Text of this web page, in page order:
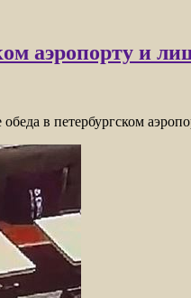
аэропорту и
в петербургском